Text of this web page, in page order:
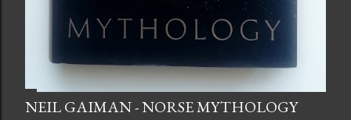
NEIL GAIMAN - NORSE MYTHOLOGY